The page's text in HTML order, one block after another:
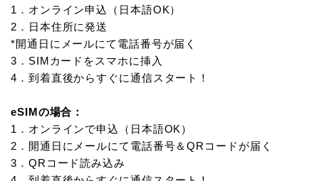
1．オンライン申込（日本語OK）
2．日本住所に発送
*開通日にメールにて電話番号が届く
3．SIMカードをスマホに挿入
4．到着直後からすぐに通信スタート！
eSIMの場合：
1．オンラインで申込（日本語OK）
2．開通日にメールにて電話番号＆QRコードが届く
3．QRコード読み込み